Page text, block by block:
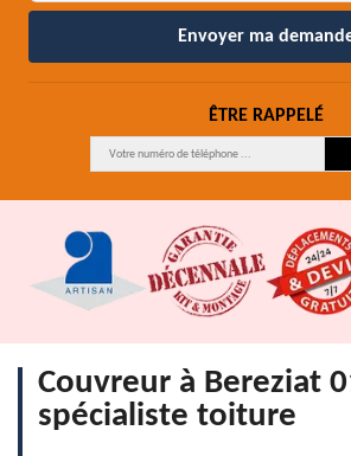
ÊTRE RAPPELÉ
Couvreur à Bereziat
spécialiste toiture